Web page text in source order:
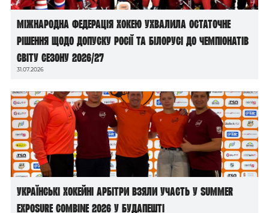
Міжнародна федерація хокею ухвалила остаточне
рішення щодо допуску росії та білорусі до чемпіонатів
світу сезону 2026/27
31.07.2026
Українські хокейні арбітри взяли участь у Summer
Exposure Combine 2026 у Будапешті